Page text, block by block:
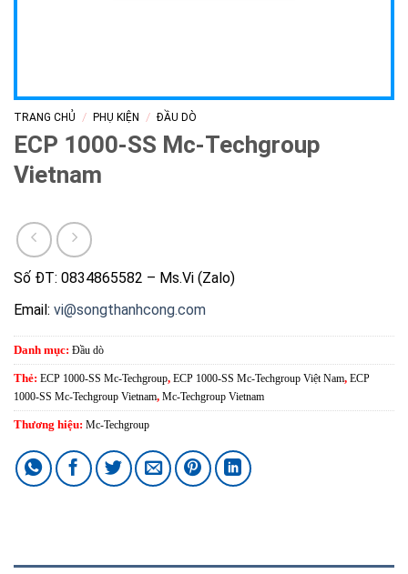
TRANG CHỦ / PHỤ KIỆN / ĐẦU DÒ
ECP 1000-SS Mc-Techgroup
Vietnam
Số ĐT: 0834865582 – Ms.Vi (Zalo)
Email: vi@songthanhcong.com
Danh mục: Đầu dò
Thẻ: ECP 1000-SS Mc-Techgroup, ECP 1000-SS Mc-Techgroup Việt Nam, ECP
1000-SS Mc-Techgroup Vietnam, Mc-Techgroup Vietnam
Thương hiệu: Mc-Techgroup